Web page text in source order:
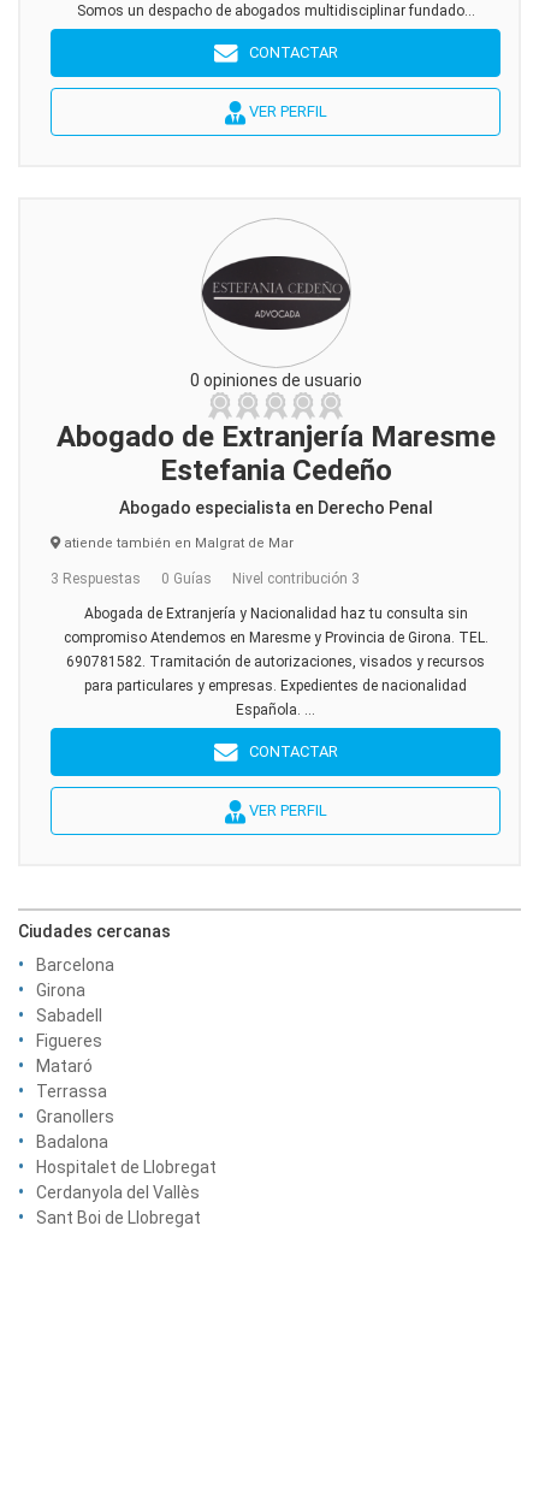
Somos un despacho de abogados multidisciplinar fundado...
CONTACTAR
VER PERFIL
0 opiniones de usuario
Abogado de Extranjería Maresme
Estefania Cedeño
Abogado especialista en Derecho Penal
atiende también en Malgrat de Mar
3 Respuestas 0 Guías Nivel contribución 3
Abogada de Extranjería y Nacionalidad haz tu consulta sin
compromiso Atendemos en Maresme y Provincia de Girona. TEL.
690781582. Tramitación de autorizaciones, visados y recursos
para particulares y empresas. Expedientes de nacionalidad
Española. ...
CONTACTAR
VER PERFIL
Ciudades cercanas
Barcelona
Girona
Sabadell
Figueres
Mataró
Terrassa
Granollers
Badalona
Hospitalet de Llobregat
Cerdanyola del Vallès
Sant Boi de Llobregat